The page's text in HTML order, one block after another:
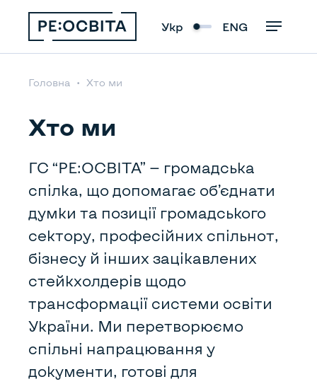
Укр ENG
Головна Хто ми
Хто ми
ГС “РЕ:ОСВІТА” — громадська
спілка, що допомагає об’єднати
думки та позиції громадського
сектору, професійних спільнот,
бізнесу й інших зацікавлених
стейкхолдерів щодо
трансформації системи освіти
України. Ми перетворюємо
спільні напрацювання у
документи, готові для